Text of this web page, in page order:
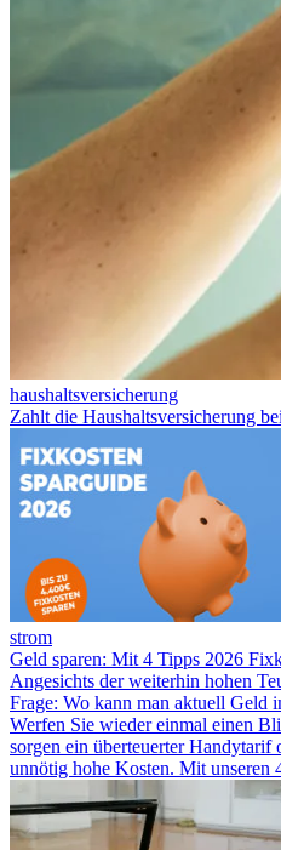
haushaltsversicherung
Zahlt die Haushaltsversicherung
strom
Geld sparen: Mit 4 Tipps 2026
Angesichts der weiterhin hohen
Frage: Wo kann man aktuell Geld
Werfen Sie wieder einmal einen
sorgen ein überteuerter Handytarif
unnötig hohe Kosten. Mit